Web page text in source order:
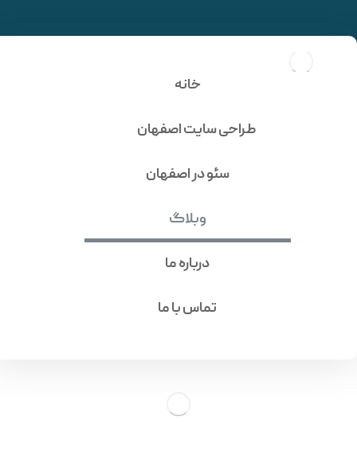
خانه
طراحی سایت اصفهان
سئو در اصفهان
وبلاگ
درباره ما
تماس با ما
راهنمای تدوین استراتژی
سئو در سال 2025